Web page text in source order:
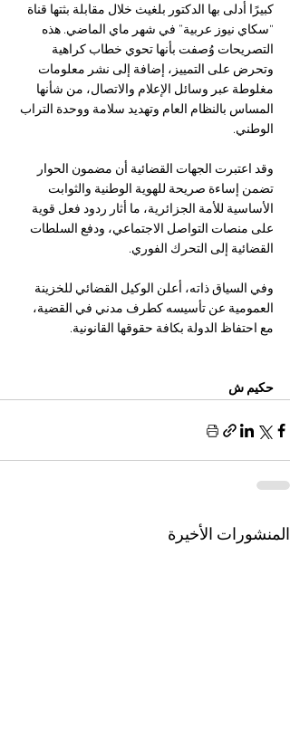
كبيرًا أدلى بها الدكتور بلغيث خلال مقابلة بثتها قناة
“سكاي نيوز عربية” في شهر ماي الماضي. هذه
التصريحات وُصفت بأنها تحوي خطاب كراهية
وتحرض على التمييز، إضافة إلى نشر معلومات
مغلوطة عبر وسائل الإعلام والاتصال، من شأنها
المساس بالنظام العام وتهديد سلامة ووحدة التراب
الوطني.
وقد اعتبرت الجهات القضائية أن مضمون الحوار
تضمن إساءة صريحة للهوية الوطنية والثوابت
الأساسية للأمة الجزائرية، ما أثار ردود فعل قوية
على منصات التواصل الاجتماعي، ودفع السلطات
القضائية إلى التحرك الفوري.
وفي السياق ذاته، أعلن الوكيل القضائي للخزينة
العمومية عن تأسيسه كطرف مدني في القضية،
مع احتفاظ الدولة بكافة حقوقها القانونية.
حكيم ش
المنشورات الأخيرة